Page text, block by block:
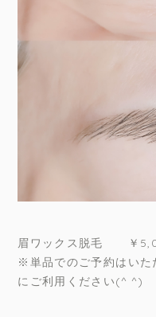
眉ワックス脱毛 ￥
※単品でのご予約はいた
にご利用ください(^ ^)